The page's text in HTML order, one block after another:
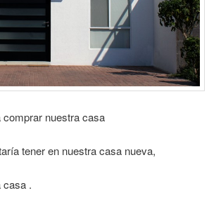
nuestra casa
tener en nuestra casa nueva,
casa .